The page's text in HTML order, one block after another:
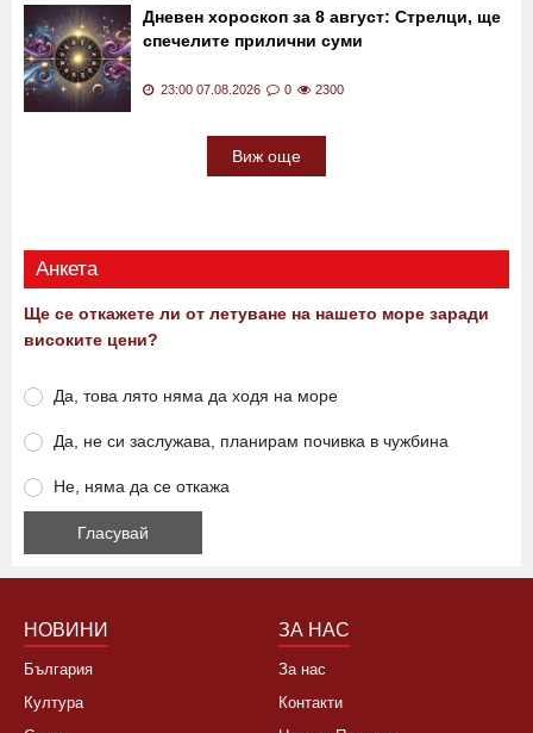
Дневен хороскоп за 8 август: Стрелци, ще
спечелите прилични суми
23:00 07.08.2026 0 2300
Виж още
Анкета
Ще се откажете ли от летуване на нашето море заради
високите цени?
Да, това лято няма да ходя на море
Да, не си заслужава, планирам почивка в чужбина
Не, няма да се откажа
НОВИНИ
България
Култура
ЗА НАС
За нас
Контакти